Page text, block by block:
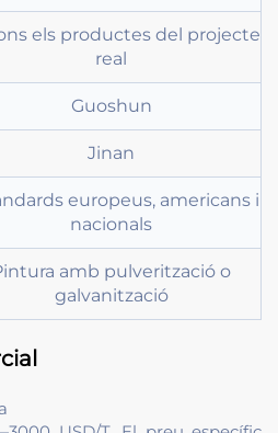
els productes del projecte
real
Guoshun
Jinan
europeus, americans i
nacionals
amb pulverització o
galvanització